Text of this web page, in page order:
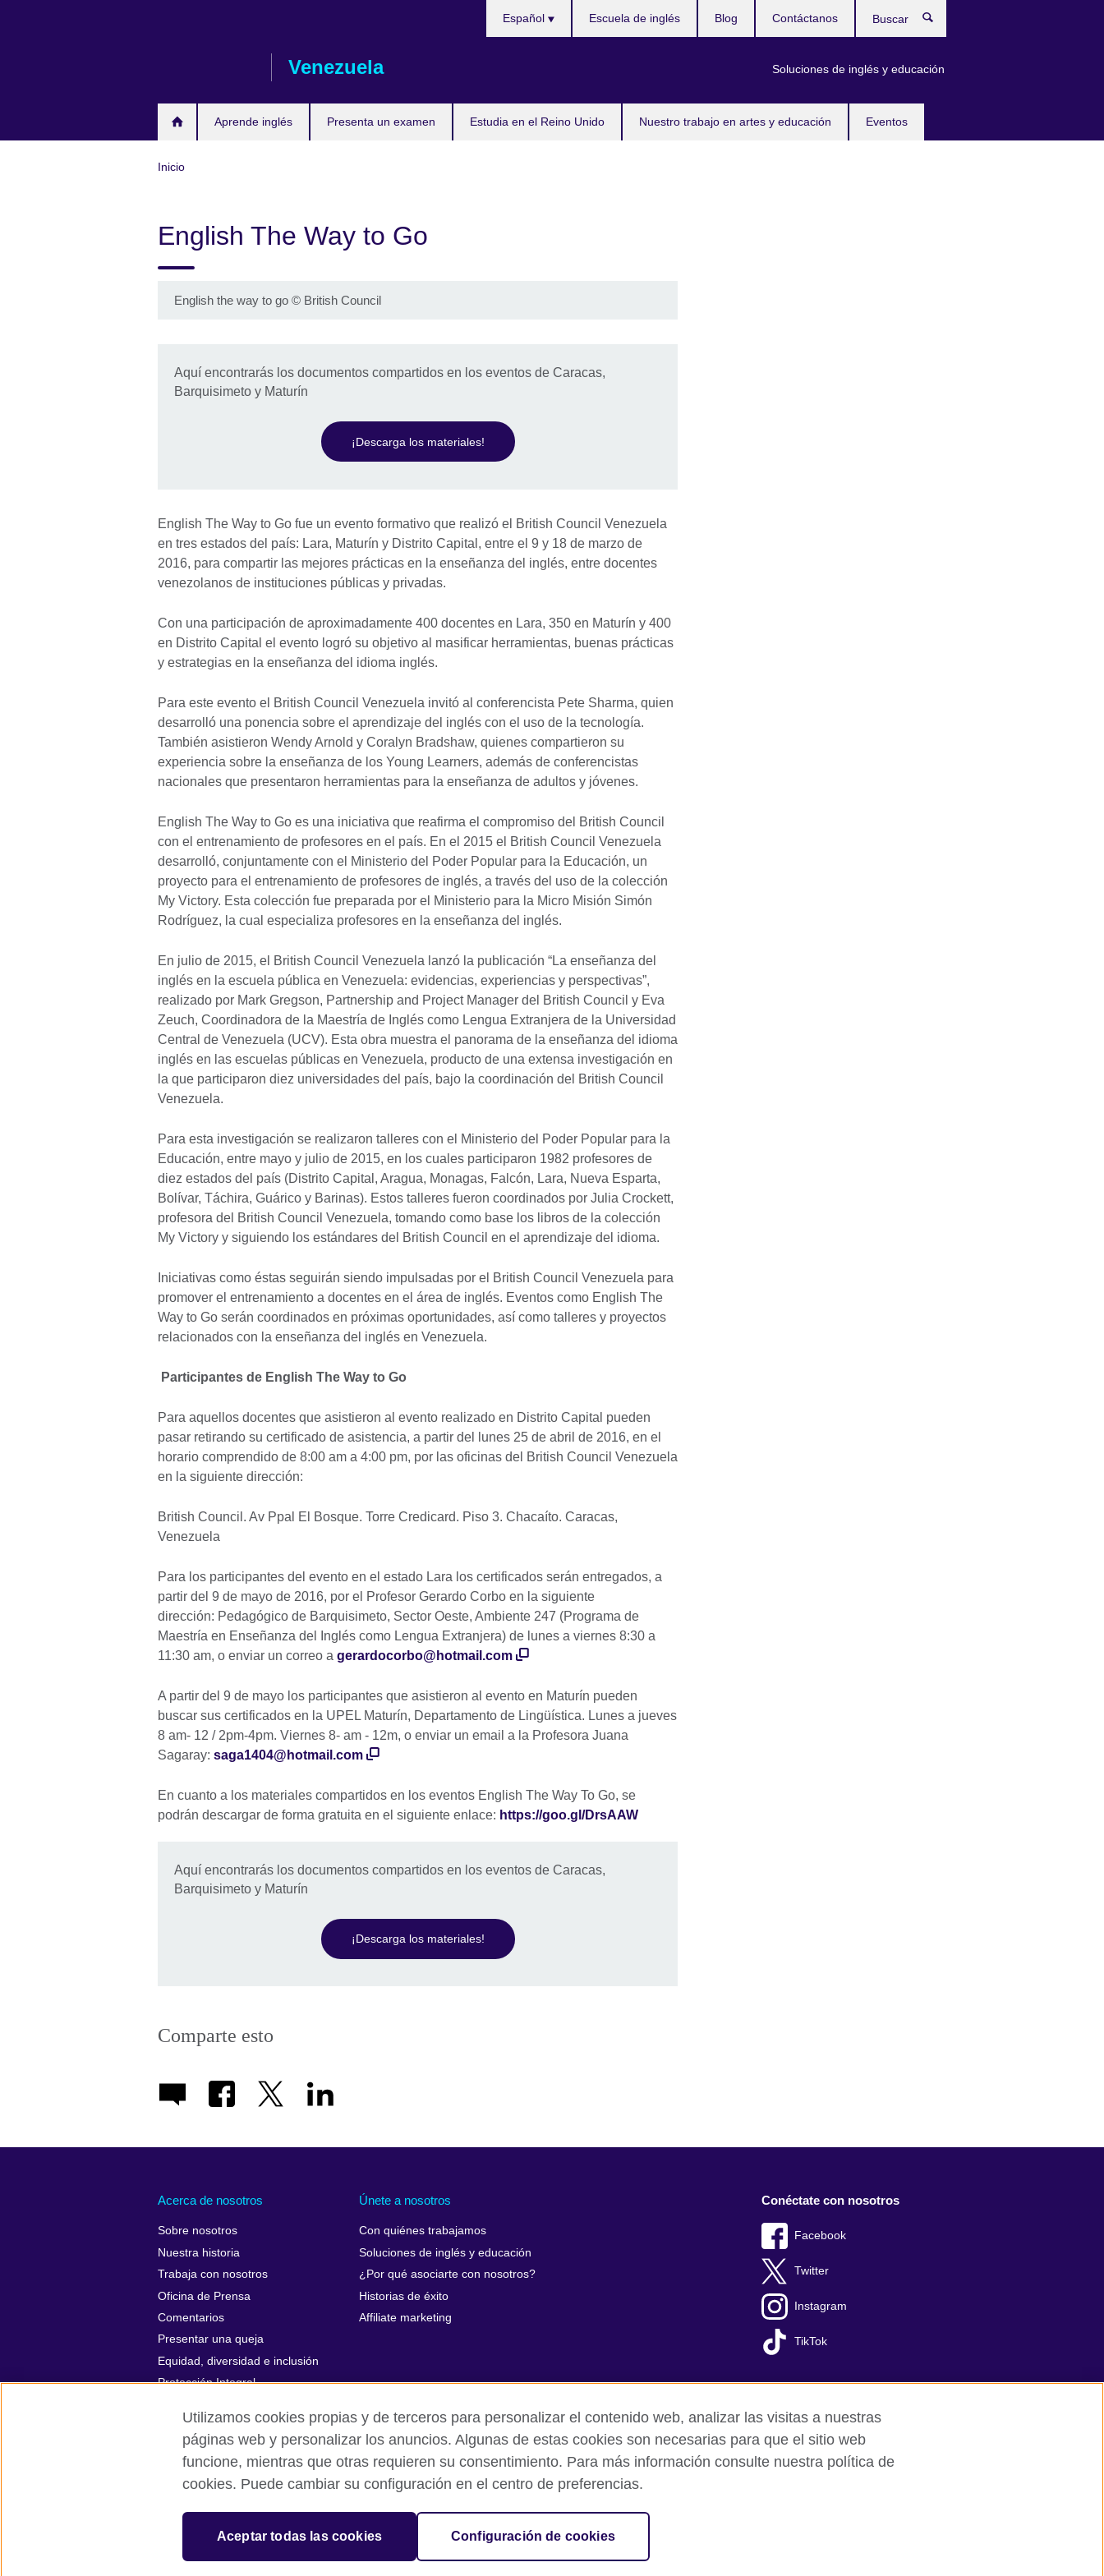
Venezuela
Aprende inglés Presenta un examen Estudia en el Reino Unido Nuestro trabajo en artes y educación Eventos
Español
Soluciones de inglés y educación
Escuela de inglés Blog Contáctanos
Inicio
English The Way to Go
English the way to go © British Council
Aquí encontrarás los documentos compartidos en los eventos de Caracas,
Barquisimeto y Maturín
¡Descarga los materiales!
English The Way to Go fue un evento formativo que realizó el British Council Venezuela
en tres estados del país: Lara, Maturín y Distrito Capital, entre el 9 y 18 de marzo de
2016, para compartir las mejores prácticas en la enseñanza del inglés, entre docentes
venezolanos de instituciones públicas y privadas.
Con una participación de aproximadamente 400 docentes en Lara, 350 en Maturín y 400
en Distrito Capital el evento logró su objetivo al masificar herramientas, buenas prácticas
y estrategias en la enseñanza del idioma inglés.
Para este evento el British Council Venezuela invitó al conferencista Pete Sharma, quien
desarrolló una ponencia sobre el aprendizaje del inglés con el uso de la tecnología.
También asistieron Wendy Arnold y Coralyn Bradshaw, quienes compartieron su
experiencia sobre la enseñanza de los Young Learners, además de conferencistas
nacionales que presentaron herramientas para la enseñanza de adultos y jóvenes.
English The Way to Go es una iniciativa que reafirma el compromiso del British Council
con el entrenamiento de profesores en el país. En el 2015 el British Council Venezuela
desarrolló, conjuntamente con el Ministerio del Poder Popular para la Educación, un
proyecto para el entrenamiento de profesores de inglés, a través del uso de la colección
My Victory. Esta colección fue preparada por el Ministerio para la Micro Misión Simón
Rodríguez, la cual especializa profesores en la enseñanza del inglés.
En julio de 2015, el British Council Venezuela lanzó la publicación “La enseñanza del
inglés en la escuela pública en Venezuela: evidencias, experiencias y perspectivas”,
realizado por Mark Gregson, Partnership and Project Manager del British Council y Eva
Zeuch, Coordinadora de la Maestría de Inglés como Lengua Extranjera de la Universidad
Central de Venezuela (UCV). Esta obra muestra el panorama de la enseñanza del idioma
inglés en las escuelas públicas en Venezuela, producto de una extensa investigación en
la que participaron diez universidades del país, bajo la coordinación del British Council
Venezuela.
Para esta investigación se realizaron talleres con el Ministerio del Poder Popular para la
Educación, entre mayo y julio de 2015, en los cuales participaron 1982 profesores de
diez estados del país (Distrito Capital, Aragua, Monagas, Falcón, Lara, Nueva Esparta,
Bolívar, Táchira, Guárico y Barinas). Estos talleres fueron coordinados por Julia Crockett,
profesora del British Council Venezuela, tomando como base los libros de la colección
My Victory y siguiendo los estándares del British Council en el aprendizaje del idioma.
Iniciativas como éstas seguirán siendo impulsadas por el British Council Venezuela para
promover el entrenamiento a docentes en el área de inglés. Eventos como English The
Way to Go serán coordinados en próximas oportunidades, así como talleres y proyectos
relacionados con la enseñanza del inglés en Venezuela.
Participantes de English The Way to Go
Para aquellos docentes que asistieron al evento realizado en Distrito Capital pueden
pasar retirando su certificado de asistencia, a partir del lunes 25 de abril de 2016, en el
horario comprendido de 8:00 am a 4:00 pm, por las oficinas del British Council Venezuela
en la siguiente dirección:
British Council. Av Ppal El Bosque. Torre Credicard. Piso 3. Chacaíto. Caracas,
Venezuela
Para los participantes del evento en el estado Lara los certificados serán entregados, a
partir del 9 de mayo de 2016, por el Profesor Gerardo Corbo en la siguiente
dirección: Pedagógico de Barquisimeto, Sector Oeste, Ambiente 247 (Programa de
Maestría en Enseñanza del Inglés como Lengua Extranjera) de lunes a viernes 8:30 a
11:30 am, o enviar un correo a gerardocorbo@hotmail.com
A partir del 9 de mayo los participantes que asistieron al evento en Maturín pueden
buscar sus certificados en la UPEL Maturín, Departamento de Lingüística. Lunes a jueves
8 am- 12 / 2pm-4pm. Viernes 8- am - 12m, o enviar un email a la Profesora Juana
Sagaray: saga1404@hotmail.com
En cuanto a los materiales compartidos en los eventos English The Way To Go, se
podrán descargar de forma gratuita en el siguiente enlace: https://goo.gl/DrsAAW
Aquí encontrarás los documentos compartidos en los eventos de Caracas,
Barquisimeto y Maturín
¡Descarga los materiales!
Comparte esto
Acerca de nosotros
Sobre nosotros
Nuestra historia
Trabaja con nosotros
Oficina de Prensa
Comentarios
Presentar una queja
Equidad, diversidad e inclusión
Protección Integral
Únete a nosotros
Con quiénes trabajamos
Soluciones de inglés y educación
¿Por qué asociarte con nosotros?
Historias de éxito
Affiliate marketing
Conéctate con nosotros
Facebook
Twitter
Instagram
TikTok
British Council global Políticas de privacidad y condiciones de uso Cookies Mapa del sitio
A registered charity: 209131 (England and Wales) SC037733 (Scotland).
Utilizamos cookies propias y de terceros para personalizar el contenido web, analizar las visitas a nuestras
páginas web y personalizar los anuncios. Algunas de estas cookies son necesarias para que el sitio web
funcione, mientras que otras requieren su consentimiento. Para más información consulte nuestra política de
cookies. Puede cambiar su configuración en el centro de preferencias.
Aceptar todas las cookies Configuración de cookies